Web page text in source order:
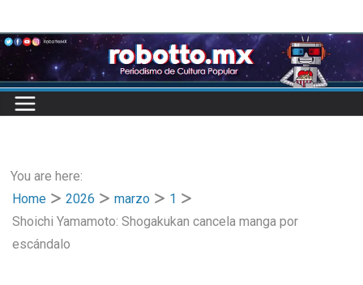
to
content
You are here:
Home
2026 marzo
1
Shoichi Yamamoto: Shogakukan cancela manga por
escándalo